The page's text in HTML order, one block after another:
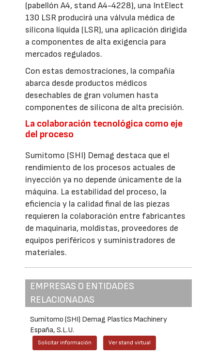
(pabellón A4, stand A4-4228), una IntElect
130 LSR producirá una válvula médica de
silicona líquida (LSR), una aplicación dirigida
a componentes de alta exigencia para
mercados regulados.
Con estas demostraciones, la compañía
abarca desde productos médicos
desechables de gran volumen hasta
componentes de silicona de alta precisión.
La colaboración tecnológica como eje
del proceso
Sumitomo (SHI) Demag destaca que el
rendimiento de los procesos actuales de
inyección ya no depende únicamente de la
máquina. La estabilidad del proceso, la
eficiencia y la calidad final de las piezas
requieren la colaboración entre fabricantes
de maquinaria, moldistas, proveedores de
equipos periféricos y suministradores de
materiales.
EMPRESAS O ENTIDADES
RELACIONADAS
Sumitomo (SHI) Demag Plastics Machinery
España, S.L.U.
Solicitar información Ver stand virtual